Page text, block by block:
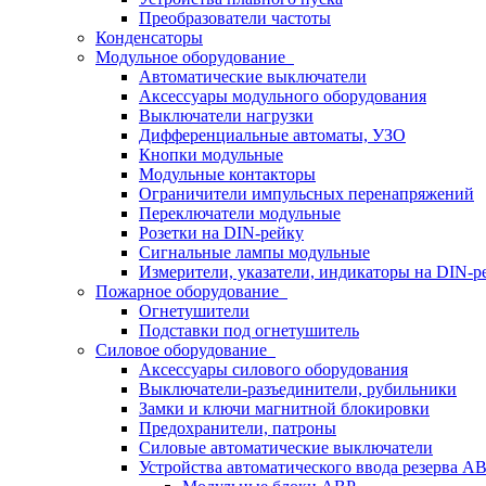
Преобразователи частоты
Конденсаторы
Модульное оборудование
Автоматические выключатели
Аксессуары модульного оборудования
Выключатели нагрузки
Дифференциальные автоматы, УЗО
Кнопки модульные
Модульные контакторы
Ограничители импульсных перенапряжений
Переключатели модульные
Розетки на DIN-рейку
Сигнальные лампы модульные
Измерители, указатели, индикаторы на DIN-
Пожарное оборудование
Огнетушители
Подставки под огнетушитель
Силовое оборудование
Аксессуары силового оборудования
Выключатели-разъединители, рубильники
Замки и ключи магнитной блокировки
Предохранители, патроны
Силовые автоматические выключатели
Устройства автоматического ввода резерва